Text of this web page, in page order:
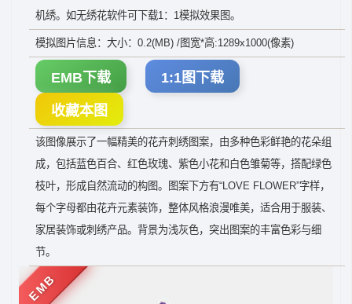
机绣。如无绣花软件可下载1：1模拟效果图。
模拟图片信息：大小：0.2(MB) /图宽*高:1289x1000(像素)
EMB下载 1:1图下载
收藏本图
该图像展示了一幅精美的花卉刺绣图案，由多种色彩鲜艳的花朵组
成，包括蓝色百合、红色玫瑰、紫色小花和白色雏菊等，搭配绿色
枝叶，形成自然流动的构图。图案下方有“LOVE FLOWER”字样，
每个字母都由花卉元素装饰，整体风格浪漫唯美，适合用于服装、
家居装饰或刺绣产品。背景为浅灰色，突出图案的丰富色彩与细
节。
EMB